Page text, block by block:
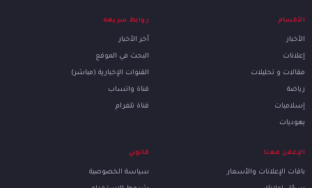
الأقسام
الأخبار
إعلانات
مقالات و تحليلات
رياضة
إسلاميات
يهوديات
روابط سريعة
آخر الأخبار
البحث في الموقع
القنوات الإخبارية (مباشر)
قناة واتساب
قناة تلغرام
الإعلان معنا
باقات الإعلانات والأسعار
قانوني
سياسة الخصوصية